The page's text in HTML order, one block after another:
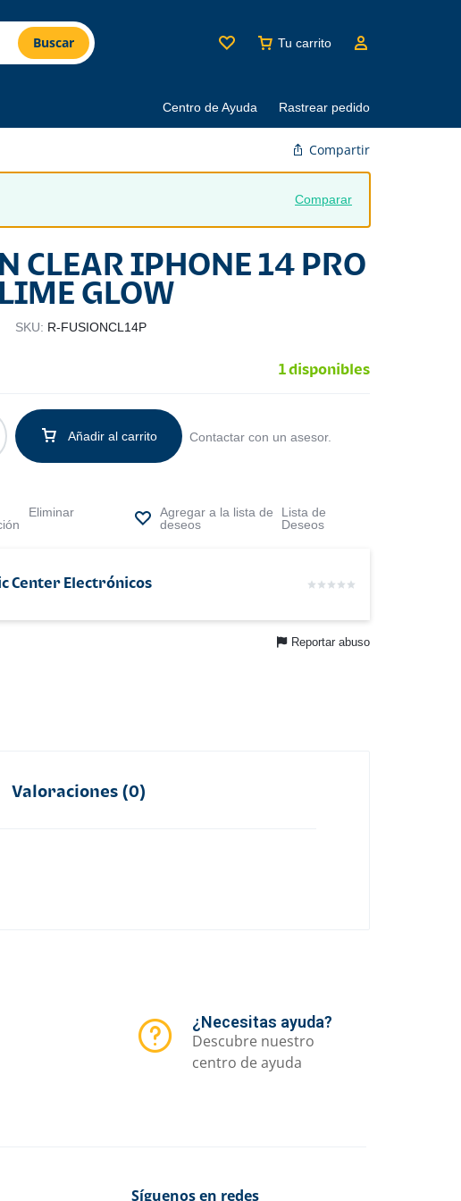
Buscar Tu carrito
Centro de Ayuda Rastrear pedido
Compartir
Comparar
CLEAR IPHONE 14 PRO
GLOW
SKU: R-FUSIONCL14P
1 disponibles
Añadir al carrito Contactar con un asesor.
Eliminar
Lista de
Deseos
Center Electrónicos
Reportar abuso
Valoraciones (0)
¿Necesitas ayuda?
Descubre nuestro
centro de ayuda
Síguenos en redes